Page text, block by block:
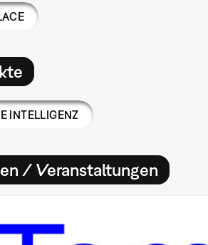
INTELLIGENZ
/ Veranstaltungen